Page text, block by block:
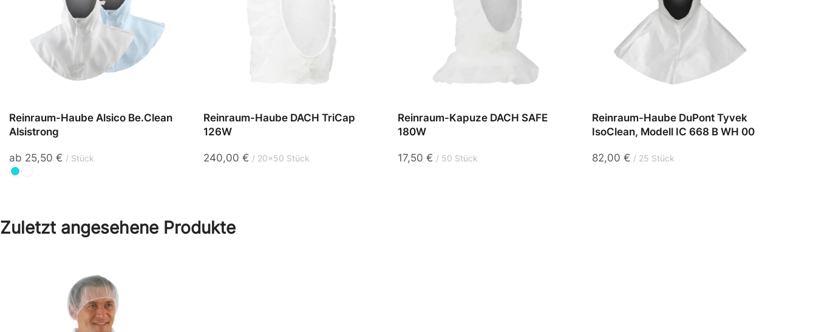
Reinraum-Haube Alsico Be.Clean
Alsistrong
ab 25,50 € Stück
Reinraum-Haube DACH TriCap
126W
240,00 € 20x50 Stück
Reinraum-Kapuze DACH SAFE
180W
17,50 € 50 Stück
Reinraum-Haube DuPont Tyvek
IsoClean, Modell IC 668 B WH 00
82,00 € 25 Stück
Zuletzt angesehene Produkte